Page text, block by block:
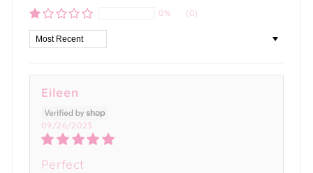
0%
(0)
Sort by
Eileen
09/26/2023
Perfect